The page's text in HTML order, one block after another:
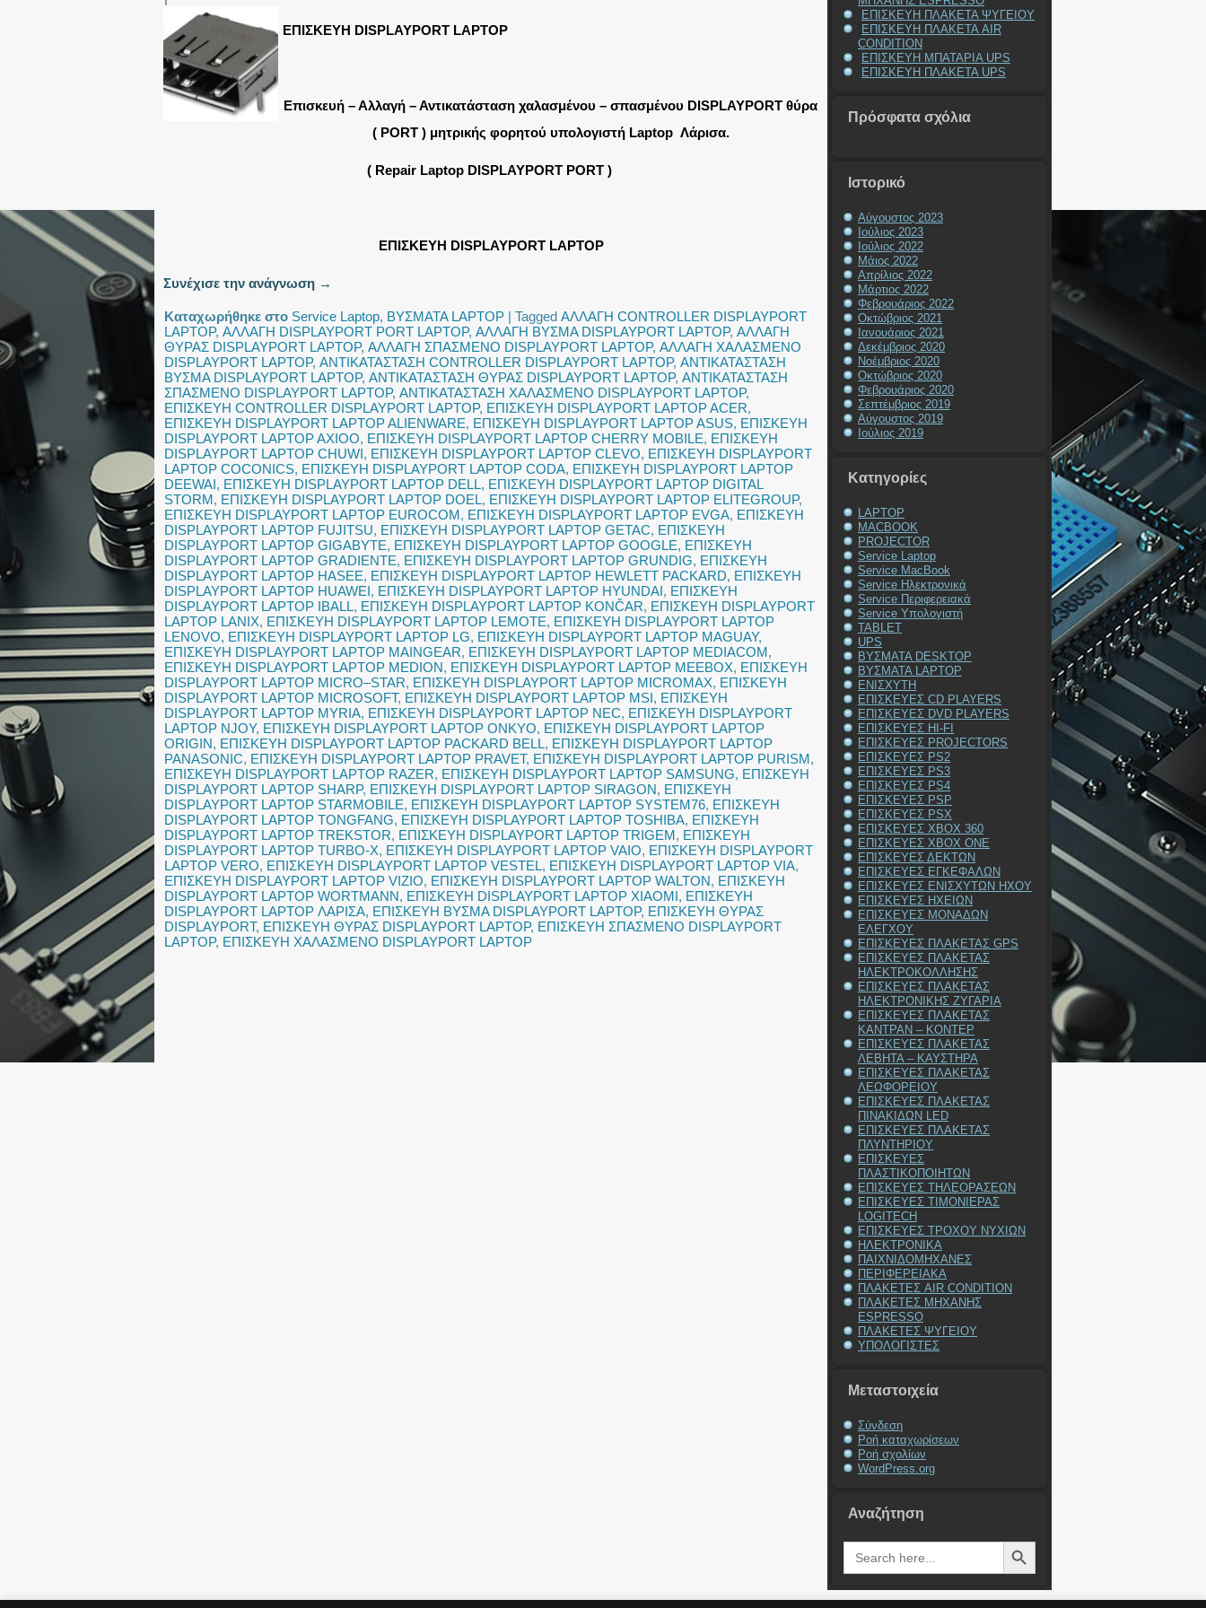
ΕΠΙΣΚΕΥΗ DISPLAYPORT LAPTOP
Επισκευή – Αλλαγή – Αντικατάσταση χαλασμένου – σπασμένου DISPLAYPORT θύρα
( PORT ) μητρικής φορητού υπολογιστή Laptop Λάρισα.
( Repair Laptop DISPLAYPORT PORT )
ΕΠΙΣΚΕΥΗ DISPLAYPORT LAPTOP
Συνέχισε την ανάγνωση →
Καταχωρήθηκε στο Service Laptop, ΒΥΣΜΑΤΑ LAPTOP | Tagged ΑΛΛΑΓΗ CONTROLLER DISPLAYPORT
LAPTOP, ΑΛΛΑΓΗ DISPLAYPORT PORT LAPTOP, ΑΛΛΑΓΗ ΒΥΣΜΑ DISPLAYPORT LAPTOP, ΑΛΛΑΓΗ
ΘΥΡΑΣ DISPLAYPORT LAPTOP, ΑΛΛΑΓΗ ΣΠΑΣΜΕΝΟ DISPLAYPORT LAPTOP, ΑΛΛΑΓΗ ΧΑΛΑΣΜΕΝΟ
DISPLAYPORT LAPTOP, ΑΝΤΙΚΑΤΑΣΤΑΣΗ CONTROLLER DISPLAYPORT LAPTOP, ΑΝΤΙΚΑΤΑΣΤΑΣΗ
ΒΥΣΜΑ DISPLAYPORT LAPTOP, ΑΝΤΙΚΑΤΑΣΤΑΣΗ ΘΥΡΑΣ DISPLAYPORT LAPTOP, ΑΝΤΙΚΑΤΑΣΤΑΣΗ
ΣΠΑΣΜΕΝΟ DISPLAYPORT LAPTOP, ΑΝΤΙΚΑΤΑΣΤΑΣΗ ΧΑΛΑΣΜΕΝΟ DISPLAYPORT LAPTOP,
ΕΠΙΣΚΕΥΗ CONTROLLER DISPLAYPORT LAPTOP, ΕΠΙΣΚΕΥΗ DISPLAYPORT LAPTOP ACER,
ΕΠΙΣΚΕΥΗ DISPLAYPORT LAPTOP ALIENWARE, ΕΠΙΣΚΕΥΗ DISPLAYPORT LAPTOP ASUS, ΕΠΙΣΚΕΥΗ
DISPLAYPORT LAPTOP AXIOO, ΕΠΙΣΚΕΥΗ DISPLAYPORT LAPTOP CHERRY MOBILE, ΕΠΙΣΚΕΥΗ
DISPLAYPORT LAPTOP CHUWI, ΕΠΙΣΚΕΥΗ DISPLAYPORT LAPTOP CLEVO, ΕΠΙΣΚΕΥΗ DISPLAYPORT
LAPTOP COCONICS, ΕΠΙΣΚΕΥΗ DISPLAYPORT LAPTOP CODA, ΕΠΙΣΚΕΥΗ DISPLAYPORT LAPTOP
DEEWAI, ΕΠΙΣΚΕΥΗ DISPLAYPORT LAPTOP DELL, ΕΠΙΣΚΕΥΗ DISPLAYPORT LAPTOP DIGITAL
STORM, ΕΠΙΣΚΕΥΗ DISPLAYPORT LAPTOP DOEL, ΕΠΙΣΚΕΥΗ DISPLAYPORT LAPTOP ELITEGROUP,
ΕΠΙΣΚΕΥΗ DISPLAYPORT LAPTOP EUROCOM, ΕΠΙΣΚΕΥΗ DISPLAYPORT LAPTOP EVGA, ΕΠΙΣΚΕΥΗ
DISPLAYPORT LAPTOP FUJITSU, ΕΠΙΣΚΕΥΗ DISPLAYPORT LAPTOP GETAC, ΕΠΙΣΚΕΥΗ
DISPLAYPORT LAPTOP GIGABYTE, ΕΠΙΣΚΕΥΗ DISPLAYPORT LAPTOP GOOGLE, ΕΠΙΣΚΕΥΗ
DISPLAYPORT LAPTOP GRADIENTE, ΕΠΙΣΚΕΥΗ DISPLAYPORT LAPTOP GRUNDIG, ΕΠΙΣΚΕΥΗ
DISPLAYPORT LAPTOP HASEE, ΕΠΙΣΚΕΥΗ DISPLAYPORT LAPTOP HEWLETT PACKARD, ΕΠΙΣΚΕΥΗ
DISPLAYPORT LAPTOP HUAWEI, ΕΠΙΣΚΕΥΗ DISPLAYPORT LAPTOP HYUNDAI, ΕΠΙΣΚΕΥΗ
DISPLAYPORT LAPTOP IBALL, ΕΠΙΣΚΕΥΗ DISPLAYPORT LAPTOP KONČAR, ΕΠΙΣΚΕΥΗ DISPLAYPORT
LAPTOP LANIX, ΕΠΙΣΚΕΥΗ DISPLAYPORT LAPTOP LEMOTE, ΕΠΙΣΚΕΥΗ DISPLAYPORT LAPTOP
LENOVO, ΕΠΙΣΚΕΥΗ DISPLAYPORT LAPTOP LG, ΕΠΙΣΚΕΥΗ DISPLAYPORT LAPTOP MAGUAY,
ΕΠΙΣΚΕΥΗ DISPLAYPORT LAPTOP MAINGEAR, ΕΠΙΣΚΕΥΗ DISPLAYPORT LAPTOP MEDIACOM,
ΕΠΙΣΚΕΥΗ DISPLAYPORT LAPTOP MEDION, ΕΠΙΣΚΕΥΗ DISPLAYPORT LAPTOP MEEBOX, ΕΠΙΣΚΕΥΗ
DISPLAYPORT LAPTOP MICRO–STAR, ΕΠΙΣΚΕΥΗ DISPLAYPORT LAPTOP MICROMAX, ΕΠΙΣΚΕΥΗ
DISPLAYPORT LAPTOP MICROSOFT, ΕΠΙΣΚΕΥΗ DISPLAYPORT LAPTOP MSI, ΕΠΙΣΚΕΥΗ
DISPLAYPORT LAPTOP MYRIA, ΕΠΙΣΚΕΥΗ DISPLAYPORT LAPTOP NEC, ΕΠΙΣΚΕΥΗ DISPLAYPORT
LAPTOP NJOY, ΕΠΙΣΚΕΥΗ DISPLAYPORT LAPTOP ONKYO, ΕΠΙΣΚΕΥΗ DISPLAYPORT LAPTOP
ORIGIN, ΕΠΙΣΚΕΥΗ DISPLAYPORT LAPTOP PACKARD BELL, ΕΠΙΣΚΕΥΗ DISPLAYPORT LAPTOP
PANASONIC, ΕΠΙΣΚΕΥΗ DISPLAYPORT LAPTOP PRAVET, ΕΠΙΣΚΕΥΗ DISPLAYPORT LAPTOP PURISM,
ΕΠΙΣΚΕΥΗ DISPLAYPORT LAPTOP RAZER, ΕΠΙΣΚΕΥΗ DISPLAYPORT LAPTOP SAMSUNG, ΕΠΙΣΚΕΥΗ
DISPLAYPORT LAPTOP SHARP, ΕΠΙΣΚΕΥΗ DISPLAYPORT LAPTOP SIRAGON, ΕΠΙΣΚΕΥΗ
DISPLAYPORT LAPTOP STARMOBILE, ΕΠΙΣΚΕΥΗ DISPLAYPORT LAPTOP SYSTEM76, ΕΠΙΣΚΕΥΗ
DISPLAYPORT LAPTOP TONGFANG, ΕΠΙΣΚΕΥΗ DISPLAYPORT LAPTOP TOSHIBA, ΕΠΙΣΚΕΥΗ
DISPLAYPORT LAPTOP TREKSTOR, ΕΠΙΣΚΕΥΗ DISPLAYPORT LAPTOP TRIGEM, ΕΠΙΣΚΕΥΗ
DISPLAYPORT LAPTOP TURBO-X, ΕΠΙΣΚΕΥΗ DISPLAYPORT LAPTOP VAIO, ΕΠΙΣΚΕΥΗ DISPLAYPORT
LAPTOP VERO, ΕΠΙΣΚΕΥΗ DISPLAYPORT LAPTOP VESTEL, ΕΠΙΣΚΕΥΗ DISPLAYPORT LAPTOP VIA,
ΕΠΙΣΚΕΥΗ DISPLAYPORT LAPTOP VIZIO, ΕΠΙΣΚΕΥΗ DISPLAYPORT LAPTOP WALTON, ΕΠΙΣΚΕΥΗ
DISPLAYPORT LAPTOP WORTMANN, ΕΠΙΣΚΕΥΗ DISPLAYPORT LAPTOP XIAOMI, ΕΠΙΣΚΕΥΗ
DISPLAYPORT LAPTOP ΛΑΡΙΣΑ, ΕΠΙΣΚΕΥΗ ΒΥΣΜΑ DISPLAYPORT LAPTOP, ΕΠΙΣΚΕΥΗ ΘΥΡΑΣ
DISPLAYPORT, ΕΠΙΣΚΕΥΗ ΘΥΡΑΣ DISPLAYPORT LAPTOP, ΕΠΙΣΚΕΥΗ ΣΠΑΣΜΕΝΟ DISPLAYPORT
LAPTOP, ΕΠΙΣΚΕΥΗ ΧΑΛΑΣΜΕΝΟ DISPLAYPORT LAPTOP
ΕΠΙΣΚΕΥΗ ΠΛΑΚΕΤΑ ΨΥΓΕΙΟΥ
ΕΠΙΣΚΕΥΗ ΠΛΑΚΕΤΑ AIR
CONDITION
ΕΠΙΣΚΕΥΗ ΜΠΑΤΑΡΙΑ UPS
ΕΠΙΣΚΕΥΗ ΠΛΑΚΕΤΑ UPS
Πρόσφατα σχόλια
Ιστορικό
Αύγουστος 2023
Ιούλιος 2023
Ιούλιος 2022
Μάιος 2022
Απρίλιος 2022
Μάρτιος 2022
Φεβρουάριος 2022
Οκτώβριος 2021
Ιανουάριος 2021
Δεκέμβριος 2020
Νοέμβριος 2020
Οκτώβριος 2020
Φεβρουάριος 2020
Σεπτέμβριος 2019
Αύγουστος 2019
Ιούλιος 2019
Kατηγορίες
LAPTOP
MACBOOK
PROJECTOR
Service Laptop
Service MacBook
Service Ηλεκτρονικά
Service Περιφερειακά
Service Υπολογιστή
TABLET
UPS
ΒΥΣΜΑΤΑ DESKTOP
ΒΥΣΜΑΤΑ LAPTOP
ΕΝΙΣΧΥΤΗ
ΕΠΙΣΚΕΥΕΣ CD PLAYERS
ΕΠΙΣΚΕΥΕΣ DVD PLAYERS
ΕΠΙΣΚΕΥΕΣ HI-FI
ΕΠΙΣΚΕΥΕΣ PROJECTORS
ΕΠΙΣΚΕΥΕΣ PS2
ΕΠΙΣΚΕΥΕΣ PS3
ΕΠΙΣΚΕΥΕΣ PS4
ΕΠΙΣΚΕΥΕΣ PSP
ΕΠΙΣΚΕΥΕΣ PSX
ΕΠΙΣΚΕΥΕΣ XBOX 360
ΕΠΙΣΚΕΥΕΣ XBOX ONE
ΕΠΙΣΚΕΥΕΣ ΔΕΚΤΩΝ
ΕΠΙΣΚΕΥΕΣ ΕΓΚΕΦΑΛΩΝ
ΕΠΙΣΚΕΥΕΣ ΕΝΙΣΧΥΤΩΝ ΗΧΟΥ
ΕΠΙΣΚΕΥΕΣ ΗΧΕΙΩΝ
ΕΠΙΣΚΕΥΕΣ ΜΟΝΑΔΩΝ
ΕΛΕΓΧΟΥ
ΕΠΙΣΚΕΥΕΣ ΠΛΑΚΕΤΑΣ GPS
ΕΠΙΣΚΕΥΕΣ ΠΛΑΚΕΤΑΣ
ΗΛΕΚΤΡΟΚΟΛΛΗΣΗΣ
ΕΠΙΣΚΕΥΕΣ ΠΛΑΚΕΤΑΣ
ΗΛΕΚΤΡΟΝΙΚΗΣ ΖΥΓΑΡΙΑ
ΕΠΙΣΚΕΥΕΣ ΠΛΑΚΕΤΑΣ
ΚΑΝΤΡΑΝ – ΚΟΝΤΕΡ
ΕΠΙΣΚΕΥΕΣ ΠΛΑΚΕΤΑΣ
ΛΕΒΗΤΑ – ΚΑΥΣΤΗΡΑ
ΕΠΙΣΚΕΥΕΣ ΠΛΑΚΕΤΑΣ
ΛΕΩΦΟΡΕΙΟΥ
ΕΠΙΣΚΕΥΕΣ ΠΛΑΚΕΤΑΣ
ΠΙΝΑΚΙΔΩΝ LED
ΕΠΙΣΚΕΥΕΣ ΠΛΑΚΕΤΑΣ
ΠΛΥΝΤΗΡΙΟΥ
ΕΠΙΣΚΕΥΕΣ
ΠΛΑΣΤΙΚΟΠΟΙΗΤΩΝ
ΕΠΙΣΚΕΥΕΣ ΤΗΛΕΟΡΑΣΕΩΝ
ΕΠΙΣΚΕΥΕΣ ΤΙΜΟΝΙΕΡΑΣ
LOGITECH
ΕΠΙΣΚΕΥΕΣ ΤΡΟΧΟΥ ΝΥΧΙΩΝ
ΗΛΕΚΤΡΟΝΙΚΑ
ΠΑΙΧΝΙΔΟΜΗΧΑΝΕΣ
ΠΕΡΙΦΕΡΕΙΑΚΑ
ΠΛΑΚΕΤΕΣ AIR CONDITION
ΠΛΑΚΕΤΕΣ ΜΗΧΑΝΗΣ
ESPRESSO
ΠΛΑΚΕΤΕΣ ΨΥΓΕΙΟΥ
ΥΠΟΛΟΓΙΣΤΕΣ
Μεταστοιχεία
Σύνδεση
Ροή καταχωρίσεων
Ροή σχολίων
WordPress.org
Αναζήτηση
Search
for:
Search Button